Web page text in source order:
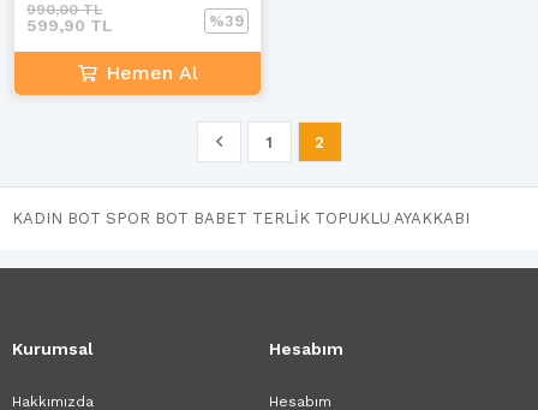
599,90 TL
990,00 TL
%39
Hemen Al
1 2
KADIN BOT SPOR BOT BABET TERLİK TOPUKLU AYAKKABI
Kurumsal
Hakkımızda
Hesabım
Hesabım